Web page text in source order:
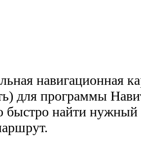
навигационная
для программы
быстро найти нужный